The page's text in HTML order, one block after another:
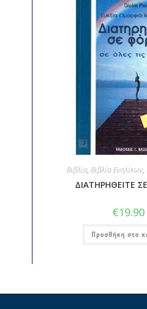
Βιβλία,Βιβλία Ενηλίκων,
ΔΙΑΤΗΡΗΘΕΙΤΕ
€19.90
Προσθήκη στο